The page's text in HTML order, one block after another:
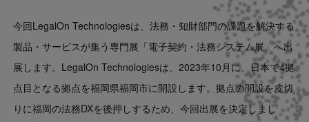
今回LegalOn Technologiesは、法務・知財部門の課題を解決する
製品・サービスが集う専門展「電子契約・法務システム展」へ出
展します。LegalOn Technologiesは、2023年10月に、日本で4拠
点目となる拠点を福岡県福岡市に開設します。拠点の開設を皮切
りに福岡の法務DXを後押しするため、今回出展を決定しまし